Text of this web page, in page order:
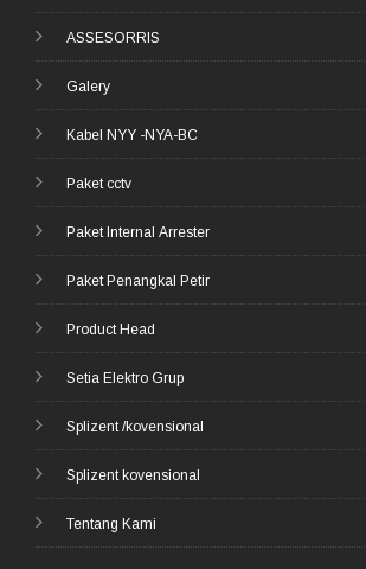
ASSESORRIS
Galery
Kabel NYY -NYA-BC
Paket cctv
Paket Internal Arrester
Paket Penangkal Petir
Product Head
Setia Elektro Grup
Splizent /kovensional
Splizent kovensional
Tentang Kami